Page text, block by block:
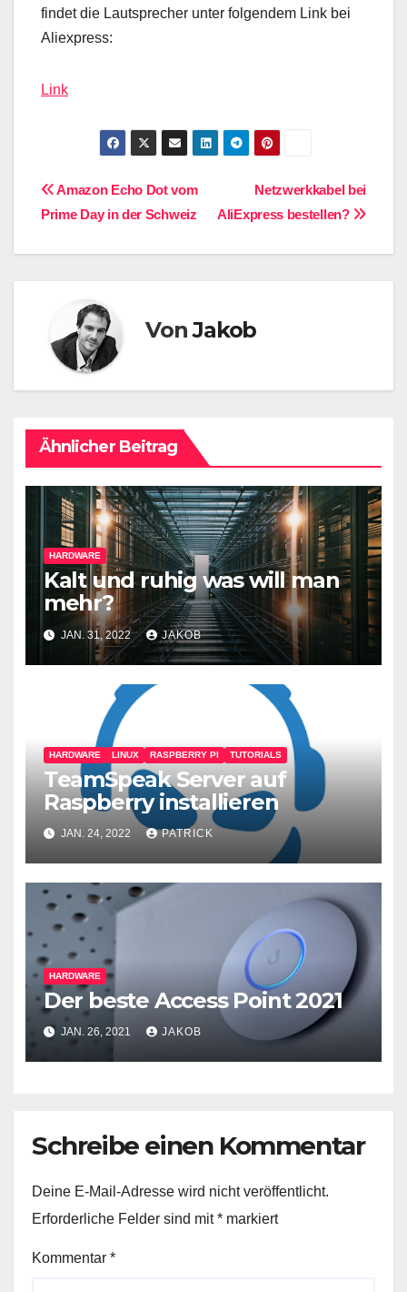
findet die Lautsprecher unter folgendem Link bei
Aliexpress:
Link
BeitragsnavigationNetzwerkkabel bei
AliExpress bestellen?
Amazon Echo Dot vom
Prime Day in der Schweiz
VonJakob
Ähnlicher Beitrag
HARDWARE
Kalt und ruhig was will man
mehr?
JAN. 31, 2022 JAKOB
HARDWARE LINUX RASPBERRY PI TUTORIALS
TeamSpeak Server auf
Raspberry installieren
JAN. 24, 2022 PATRICK
HARDWARE
Der beste Access Point 2021
JAN. 26, 2021 JAKOB
Schreibe einen Kommentar
Deine E-Mail-Adresse wird nicht veröffentlicht.
Erforderliche Felder sind mit* markiert
Kommentar *